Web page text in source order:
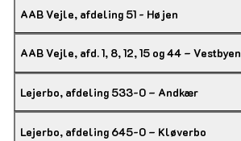
AAB Vejle, afdeling 51 - Højen
AAB Vejle, afd. 1, 8, 12, 15 og 44 – Vestbyen
Lejerbo, afdeling 533-0 – Andkær
Lejerbo, afdeling 645-0 – Kløverbo